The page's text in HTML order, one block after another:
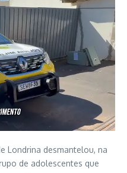
Londrina desmantelou, na
de adolescentes que